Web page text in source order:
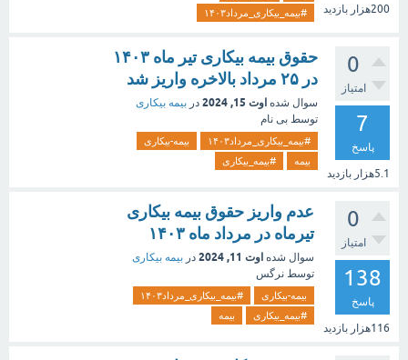
200هزار بازدید
#بیمه_بیکاری_مرداد۱۴۰۳
0
امتیاز
7
پاسخ
5.1هزار بازدید
حقوق بیمه بیکاری تیر ماه ۱۴۰۳
در ۲۵ مرداد بالاخره واریز شد
سوال شده اوت 15, 2024 در بیمه بیکاری
توسط بی نام
#بیمه_بیکاری_مرداد۱۴۰۳
بیمه-بیکاری
بیمه
#بیمه_بیکاری
0
امتیاز
138
پاسخ
116هزار بازدید
عدم واریز حقوق بیمه بیکاری
تیرماه در مرداد ماه ۱۴۰۳
سوال شده اوت 11, 2024 در بیمه بیکاری
توسط نرگس
بیمه-بیکاری
#بیمه_بیکاری_مرداد۱۴۰۳
#بیمه_بیکاری
بیمه